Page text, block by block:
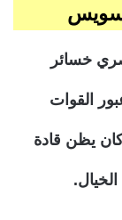
خسائر
القوات
يظن قادة